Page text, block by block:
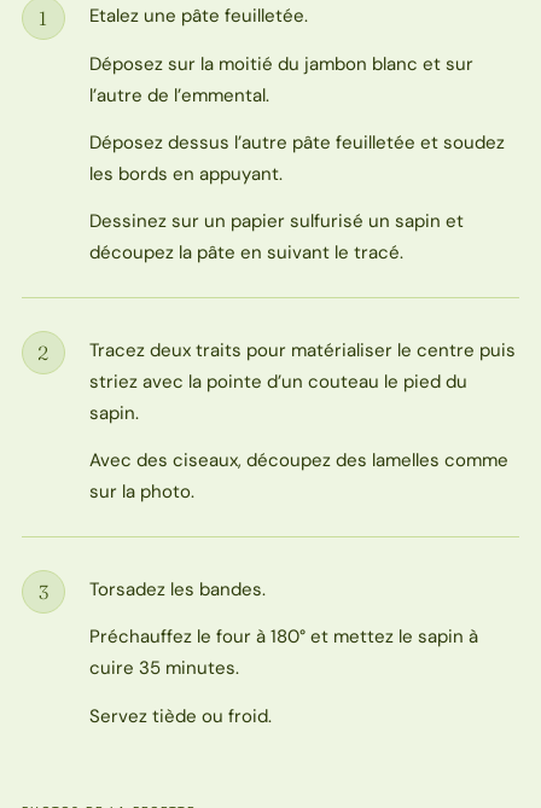
Étape
1
Etalez une pâte feuilletée.
Déposez sur la moitié du jambon blanc et sur
l’autre de l’emmental.
Déposez dessus l’autre pâte feuilletée et soudez
les bords en appuyant.
Dessinez sur un papier sulfurisé un sapin et
découpez la pâte en suivant le tracé.
Étape
2
Tracez deux traits pour matérialiser le centre puis
striez avec la pointe d’un couteau le pied du
sapin.
Avec des ciseaux, découpez des lamelles comme
sur la photo.
Étape
3
Torsadez les bandes.
Préchauffez le four à 180° et mettez le sapin à
cuire 35 minutes.
Servez tiède ou froid.